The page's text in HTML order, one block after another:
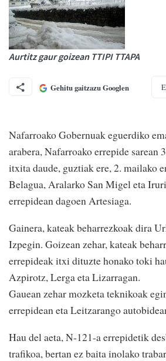
Aurtitz gaur goizean TTIPI TTAPA
Gehitu gaitzazu Googlen
Nafarroako Gobernuak eguerdiko
arabera, Nafarroako errepide sarean
itxita daude, guztiak ere, 2. mailako
Belagua, Aralarko San Migel eta
errepidean dagoen Artesiaga.
Gainera, kateak beharrezkoak dira
Izpegin. Goizean zehar, kateak
errepideak itxi dituzte honako toki
Azpirotz, Lerga eta Lizarragan.
Gauean zehar mozketa teknikoak
errepidean eta Leitzarango
Hau del aeta, N-121-a errepidetik
trafikoa, bertan ez baita inolako